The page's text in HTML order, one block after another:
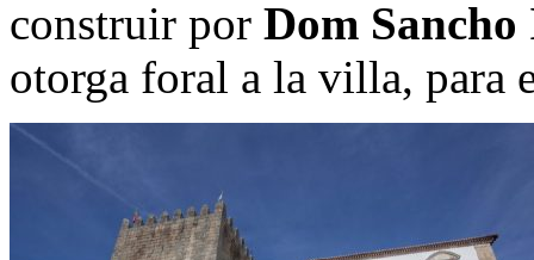
construir por Dom Sancho
otorga foral a la villa, para